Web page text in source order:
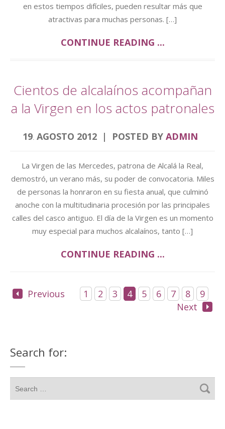
en estos tiempos difíciles, pueden resultar más que
atractivas para muchas personas. […]
CONTINUE READING ...
Cientos de alcalaínos acompañan
a la Virgen en los actos patronales
19. AGOSTO 2012 POSTED BY ADMIN
La Virgen de las Mercedes, patrona de Alcalá la Real,
demostró, un verano más, su poder de convocatoria. Miles
de personas la honraron en su fiesta anual, que culminó
anoche con la multitudinaria procesión por las principales
calles del casco antiguo. El día de la Virgen es un momento
muy especial para muchos alcalaínos, tanto […]
CONTINUE READING ...
Previous 1 2 3 4 5 6 7 8
9
Next
Search for: